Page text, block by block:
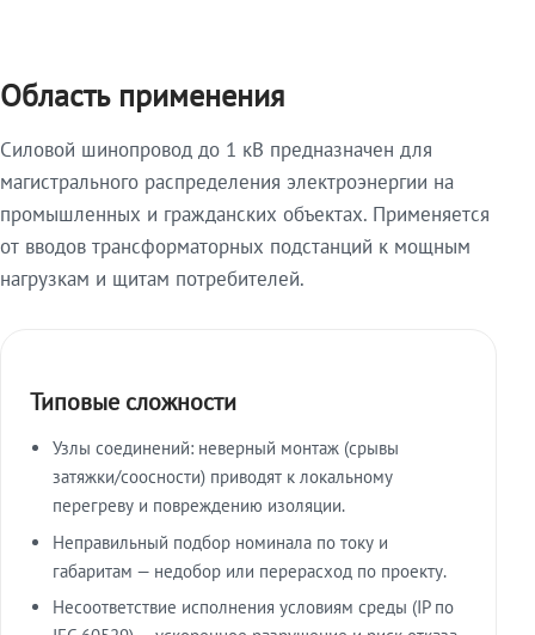
Область применения
Силовой шинопровод до 1 кВ предназначен для
магистрального распределения электроэнергии на
промышленных и гражданских объектах. Применяется
от вводов трансформаторных подстанций к мощным
нагрузкам и щитам потребителей.
Типовые сложности
Узлы соединений: неверный монтаж (срывы
затяжки/соосности) приводят к локальному
перегреву и повреждению изоляции.
Неправильный подбор номинала по току и
габаритам — недобор или перерасход по проекту.
Несоответствие исполнения условиям среды (IP по